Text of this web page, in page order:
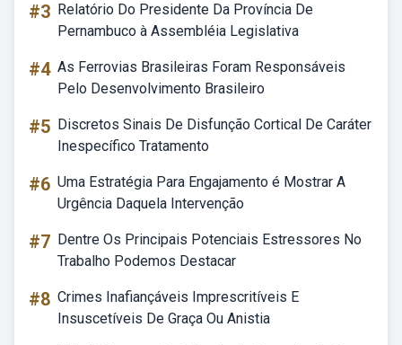
#3 Relatório Do Presidente Da Província De
Pernambuco à Assembléia Legislativa
#4 As Ferrovias Brasileiras Foram Responsáveis
Pelo Desenvolvimento Brasileiro
#5 Discretos Sinais De Disfunção Cortical De Caráter
Inespecífico Tratamento
#6 Uma Estratégia Para Engajamento é Mostrar A
Urgência Daquela Intervenção
#7 Dentre Os Principais Potenciais Estressores No
Trabalho Podemos Destacar
#8 Crimes Inafiançáveis Imprescritíveis E
Insuscetíveis De Graça Ou Anistia